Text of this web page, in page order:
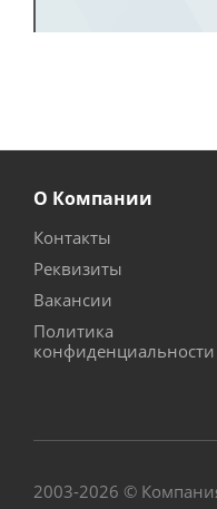
О Компании
Контакты
Реквизиты
Вакансии
Политика
конфиденциальности
2003-2026 ©